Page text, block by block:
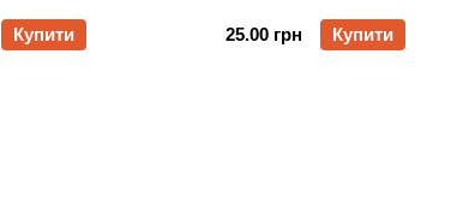
Купити 25.00 грн Купити